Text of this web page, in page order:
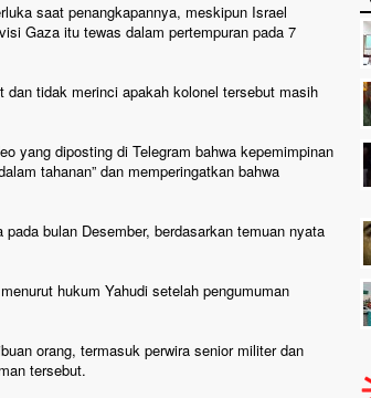
saat penangkapannya, meskipun Israel
Gaza itu tewas dalam pertempuran pada 7
tidak merinci apakah kolonel tersebut masih
yang diposting di Telegram bahwa kepemimpinan
tahanan” dan memperingatkan bahwa
bulan Desember, berdasarkan temuan nyata
hukum Yahudi setelah pengumuman
orang, termasuk perwira senior militer dan
tersebut.